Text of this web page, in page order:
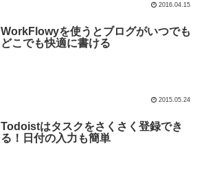
2016.04.15
WorkFlowyを使うとブログがいつでも
どこでも快適に書ける
2015.05.24
Todoistはタスクをさくさく登録でき
る！日付の入力も簡単